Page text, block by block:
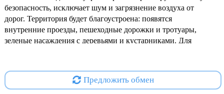
безопасность, исключает шум и загрязнение воздуха от
дорог. Территория будет благоустроена: появятся
внутренние проезды, пешеходные дорожки и тротуары,
зеленые насаждения с деревьями и кустарниками. Для
В непосредственной близости от жилого комплекса
Предложить обмен